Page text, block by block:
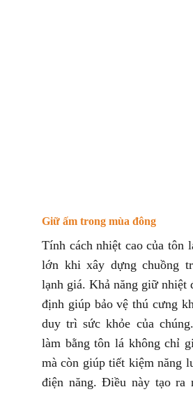
Giữ ấm trong mùa đông
Tính cách nhiệt cao của tôn
lớn khi xây dựng chuồng
lạnh giá. Khả năng giữ nhiệt
định giúp bảo vệ thú cưng
duy trì sức khỏe của
làm bằng tôn lá không chỉ
mà còn giúp tiết kiệm năng
điện năng. Điều này tạo ra